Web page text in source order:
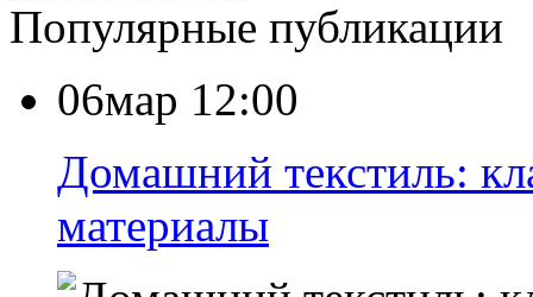
Популярные публикации
06мар 12:00
Домашний текстиль:
материалы